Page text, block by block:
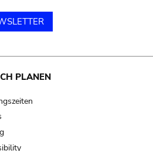
PLANEN